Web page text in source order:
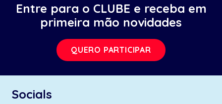
Entre para o CLUBE e receba em
primeira mão novidades
QUERO PARTICIPAR
Socials